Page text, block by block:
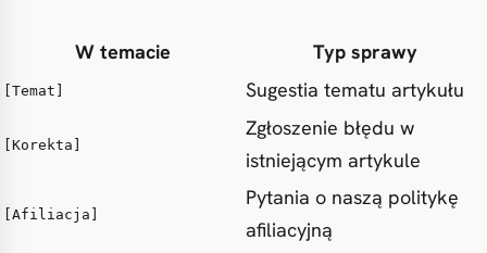
W temacie Typ sprawy
[Temat] Sugestia tematu artykułu
[Korekta]
Zgłoszenie błędu w
istniejącym artykule
[Afiliacja]
Pytania o naszą politykę
afiliacyjną